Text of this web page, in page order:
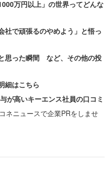
「こんな汚れた履歴書」と
理由も分かるが、人にはそ
だ以上、まずは落ち着いて
か。
万円以上」の世界ってどんな
社で頑張るのやめよう」と悟っ
思った瞬間 など、その他の投
細はこちら
が高いキーエンス社員の口コミ
ネニュースで企業PRをしませ